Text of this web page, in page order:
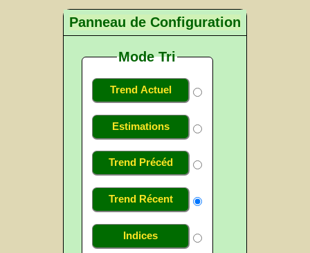
Panneau de Configuration
Mode Tri
Trend Actuel
Estimations
Trend Précéd
Trend Récent
Indices